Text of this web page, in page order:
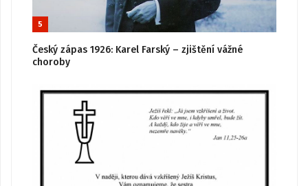
5
Český zápas 1926: Karel Farský – zjištění vážné
choroby